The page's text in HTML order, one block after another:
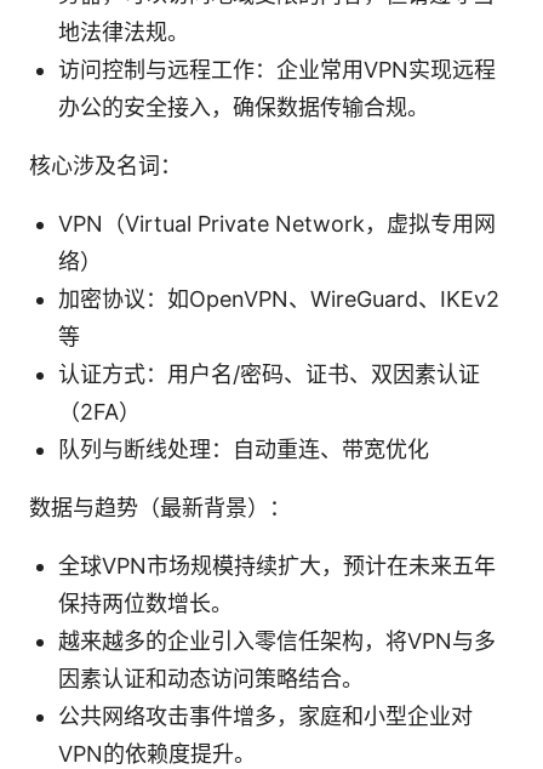
地法律法规。
访问控制与远程工作：企业常用VPN实现远程
办公的安全接入，确保数据传输合规。
核心涉及名词：
VPN（Virtual Private Network，虚拟专用网
络）
加密协议：如OpenVPN、WireGuard、IKEv2
等
认证方式：用户名/密码、证书、双因素认证
（2FA）
队列与断线处理：自动重连、带宽优化
数据与趋势（最新背景）：
全球VPN市场规模持续扩大，预计在未来五年
保持两位数增长。
越来越多的企业引入零信任架构，将VPN与多
因素认证和动态访问策略结合。
公共网络攻击事件增多，家庭和小型企业对
VPN的依赖度提升。